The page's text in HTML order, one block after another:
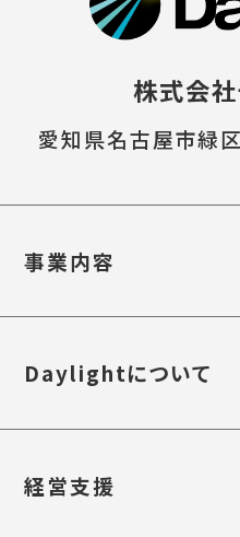
株式会社
愛知県名古屋市緑
事業内容
Daylightについて
経営支援